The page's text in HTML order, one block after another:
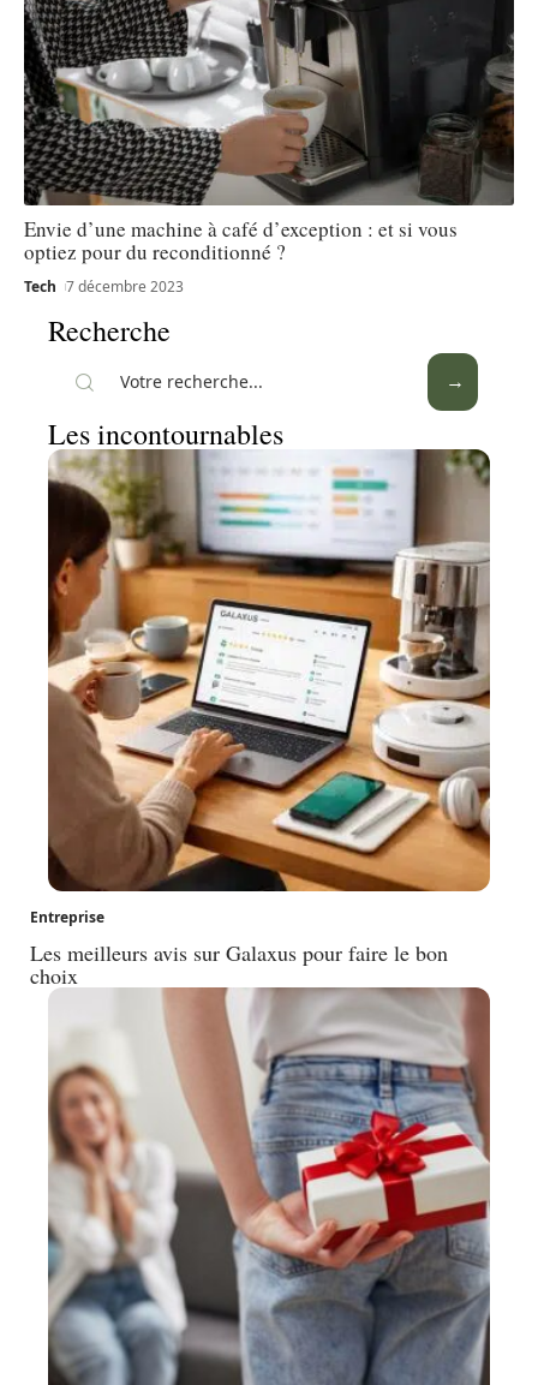
Envie d’une machine à café d’exception : et si vous
optiez pour du reconditionné ?
Tech 7 décembre 2023
Recherche
Les incontournables
Entreprise
Les meilleurs avis sur Galaxus pour faire le bon
choix